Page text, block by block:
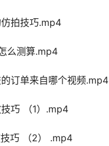
拍技巧.mp4
么测算.mp4
订单来自哪个视频.mp4
巧 （1）.mp4
巧 （2） .mp4